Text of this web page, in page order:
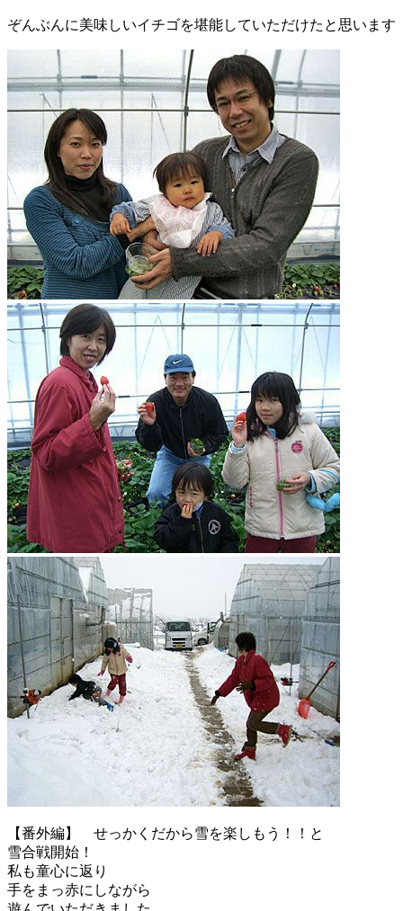
ぞんぶんに美味しいイチゴを堪能していただけたと思います
【番外編】 せっかくだから雪を楽しもう！！と
雪合戦開始！
私も童心に返り
手をまっ赤にしながら